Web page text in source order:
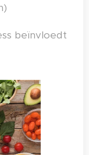
beïnvloedt